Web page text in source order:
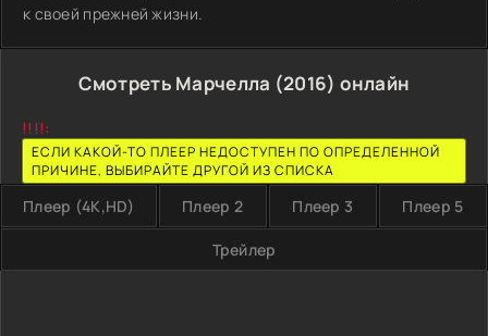
к своей прежней жизни.
Смотреть Марчелла (2016) онлайн
!!!!:
ЕСЛИ КАКОЙ-ТО ПЛЕЕР НЕДОСТУПЕН ПО ОПРЕДЕЛЕННОЙ
ПРИЧИНЕ, ВЫБИРАЙТЕ ДРУГОЙ ИЗ СПИСКА
Плеер (4K,HD) Плеер 2 Плеер 3 Плеер 5
Трейлер